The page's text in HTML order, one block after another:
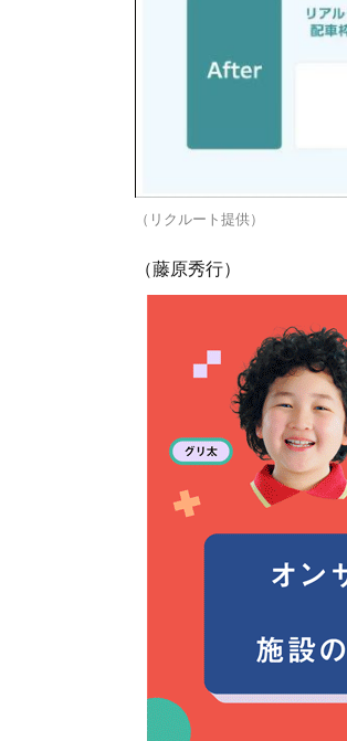
（リクルート提供）
（藤原秀行）